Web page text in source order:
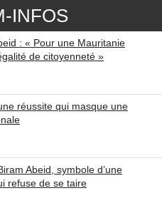
INFOS
: « Pour une Mauritanie
de citoyenneté »
réussite qui masque une
Abeid, symbole d’une
refuse de se taire